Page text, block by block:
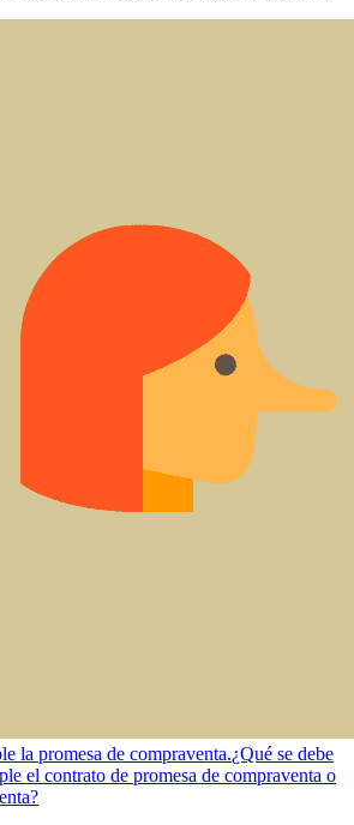
la promesa de compraventa.¿Qué se debe
el contrato de promesa de compraventa o